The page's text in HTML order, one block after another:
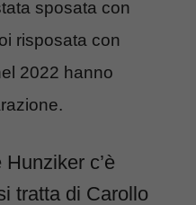
sposata con
risposata con
2022 hanno
c’è
tratta di Carollo